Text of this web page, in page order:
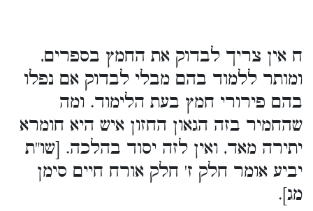
ח אין צריך לבדוק את החמץ בספרים,
ומותר ללמוד בהם מבלי לבדוק אם נפלו
בהם פירורי חמץ בעת הלימוד. ומה
שהחמיר בזה הגאון החזון איש היא חומרא
יתירה מאד, ואין לזה יסוד בהלכה. [שו"ת
יביע אומר חלק ז' חלק אורח חיים סימן
מג].